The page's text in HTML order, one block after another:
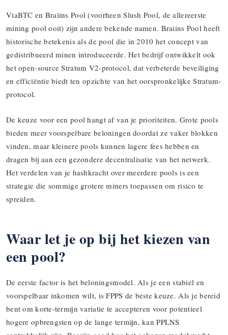
ViaBTC en Braiins Pool (voorheen Slush Pool, de allereerste
mining pool ooit) zijn andere bekende namen. Braiins Pool heeft
historische betekenis als de pool die in 2010 het concept van
gedistribueerd minen introduceerde. Het bedrijf ontwikkelt ook
het open-source Stratum V2-protocol, dat verbeterde beveiliging
en efficiëntie biedt ten opzichte van het oorspronkelijke Stratum-
protocol.
De keuze voor een pool hangt af van je prioriteiten. Grote pools
bieden meer voorspelbare beloningen doordat ze vaker blokken
vinden, maar kleinere pools kunnen lagere fees hebben en
dragen bij aan een gezondere decentralisatie van het netwerk.
Het verdelen van je hashkracht over meerdere pools is een
strategie die sommige grotere miners toepassen om risico te
spreiden.
Waar let je op bij het kiezen van
een pool?
De eerste factor is het beloningsmodel. Als je een stabiel en
voorspelbaar inkomen wilt, is FPPS de beste keuze. Als je bereid
bent om korte-termijn variatie te accepteren voor potentieel
hogere opbrengsten op de lange termijn, kan PPLNS